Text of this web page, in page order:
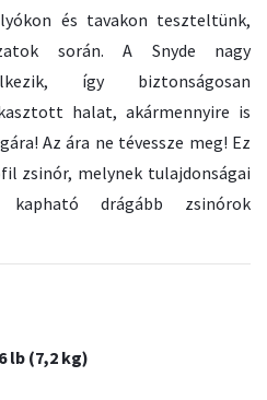
és tavakon teszteltünk,
során. A Snyde nagy
így biztonságosan
halat, akármennyire is
Az ára ne tévessze meg! Ez
zsinór, melynek tulajdonságai
drágább zsinórok
lb (7,2 kg)